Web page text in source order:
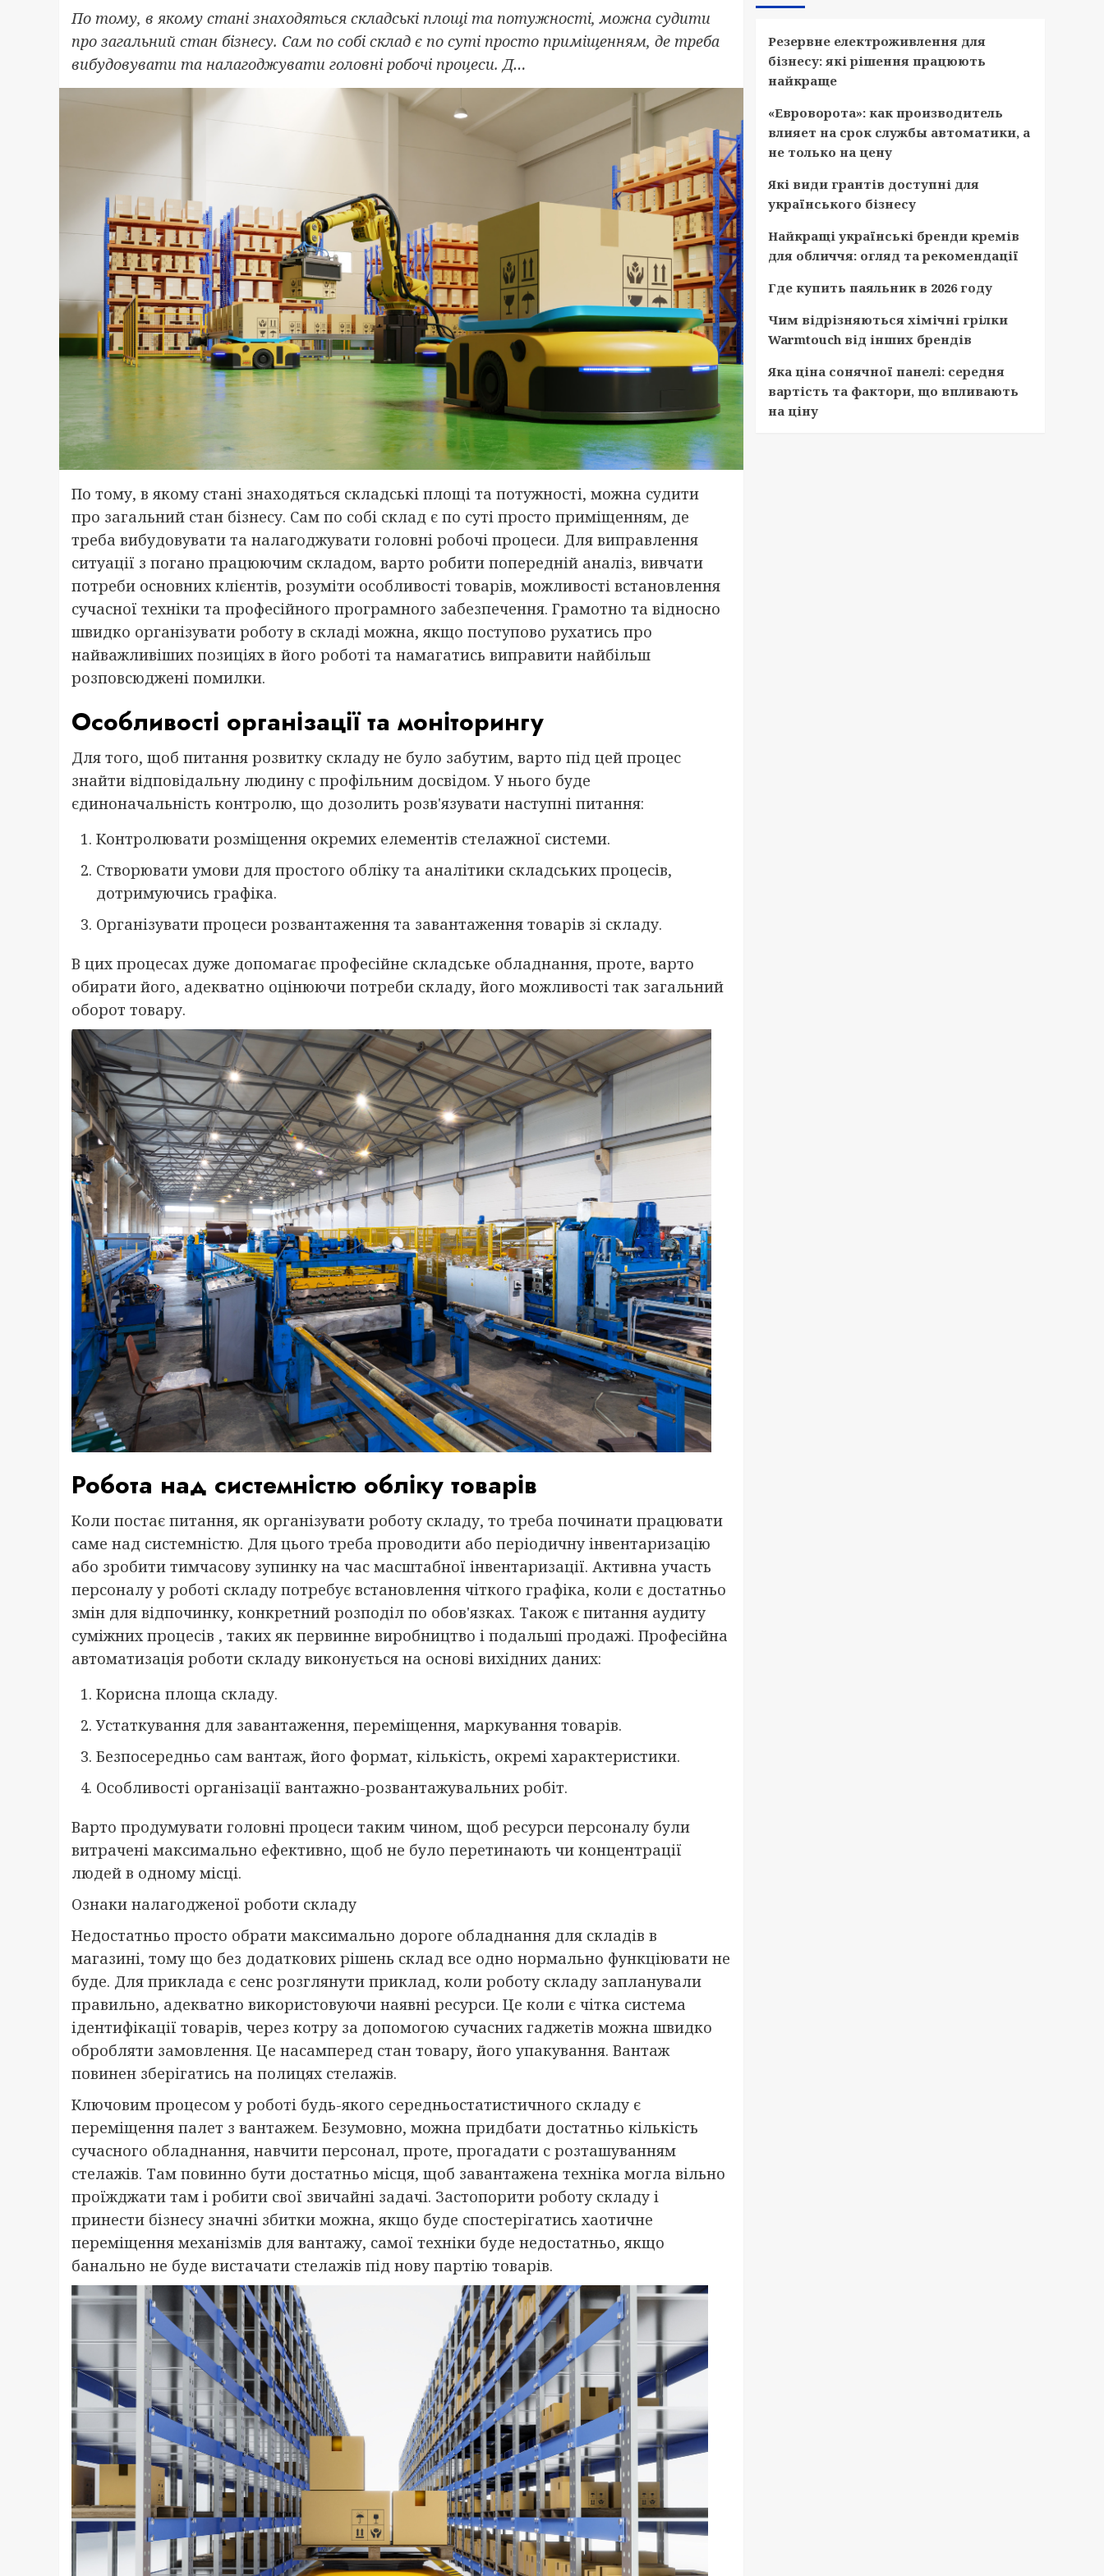
По тому, в якому стані знаходяться складські площі та потужності, можна судити
про загальний стан бізнесу. Сам по собі склад є по суті просто приміщенням, де треба
вибудовувати та налагоджувати головні робочі процеси. Д…
По тому, в якому стані знаходяться складські площі та потужності, можна судити
про загальний стан бізнесу. Сам по собі склад є по суті просто приміщенням, де
треба вибудовувати та налагоджувати головні робочі процеси. Для виправлення
ситуації з погано працюючим складом, варто робити попередній аналіз, вивчати
потреби основних клієнтів, розуміти особливості товарів, можливості встановлення
сучасної техніки та професійного програмного забезпечення. Грамотно та відносно
швидко організувати роботу в складі можна, якщо поступово рухатись про
найважливіших позиціях в його роботі та намагатись виправити найбільш
розповсюджені помилки.
Особливості організації та моніторингу
Для того, щоб питання розвитку складу не було забутим, варто під цей процес
знайти відповідальну людину с профільним досвідом. У нього буде
єдиноначальність контролю, що дозолить розв'язувати наступні питання:
Контролювати розміщення окремих елементів стелажної системи.
Створювати умови для простого обліку та аналітики складських процесів,
дотримуючись графіка.
Організувати процеси розвантаження та завантаження товарів зі складу.
В цих процесах дуже допомагає професійне складське обладнання, проте, варто
обирати його, адекватно оцінюючи потреби складу, його можливості так загальний
оборот товару.
Робота над системністю обліку товарів
Коли постає питання, як організувати роботу складу, то треба починати працювати
саме над системністю. Для цього треба проводити або періодичну інвентаризацію
або зробити тимчасову зупинку на час масштабної інвентаризації. Активна участь
персоналу у роботі складу потребує встановлення чіткого графіка, коли є достатньо
змін для відпочинку, конкретний розподіл по обов'язках. Також є питання аудиту
суміжних процесів , таких як первинне виробництво і подальші продажі. Професійна
автоматизація роботи складу виконується на основі вихідних даних:
Корисна площа складу.
Устаткування для завантаження, переміщення, маркування товарів.
Безпосередньо сам вантаж, його формат, кількість, окремі характеристики.
Особливості організації вантажно-розвантажувальних робіт.
Варто продумувати головні процеси таким чином, щоб ресурси персоналу були
витрачені максимально ефективно, щоб не було перетинають чи концентрації
людей в одному місці.
Ознаки налагодженої роботи складу
Недостатньо просто обрати максимально дороге обладнання для складів в
магазині, тому що без додаткових рішень склад все одно нормально функціювати не
буде. Для приклада є сенс розглянути приклад, коли роботу складу запланували
правильно, адекватно використовуючи наявні ресурси. Це коли є чітка система
ідентифікації товарів, через котру за допомогою сучасних гаджетів можна швидко
обробляти замовлення. Це насамперед стан товару, його упакування. Вантаж
повинен зберігатись на полицях стелажів.
Ключовим процесом у роботі будь-якого середньостатистичного складу є
переміщення палет з вантажем. Безумовно, можна придбати достатньо кількість
сучасного обладнання, навчити персонал, проте, прогадати с розташуванням
стелажів. Там повинно бути достатньо місця, щоб завантажена техніка могла вільно
проїжджати там і робити свої звичайні задачі. Застопорити роботу складу і
принести бізнесу значні збитки можна, якщо буде спостерігатись хаотичне
переміщення механізмів для вантажу, самої техніки буде недостатньо, якщо
банально не буде вистачати стелажів під нову партію товарів.
Резервне електроживлення для
бізнесу: які рішення працюють
найкраще
«Евроворота»: как производитель
влияет на срок службы автоматики, а
не только на цену
Які види грантів доступні для
українського бізнесу
Найкращі українські бренди кремів
для обличчя: огляд та рекомендації
Где купить паяльник в 2026 году
Чим відрізняються хімічні грілки
Warmtouch від інших брендів
Яка ціна сонячної панелі: середня
вартість та фактори, що впливають
на ціну